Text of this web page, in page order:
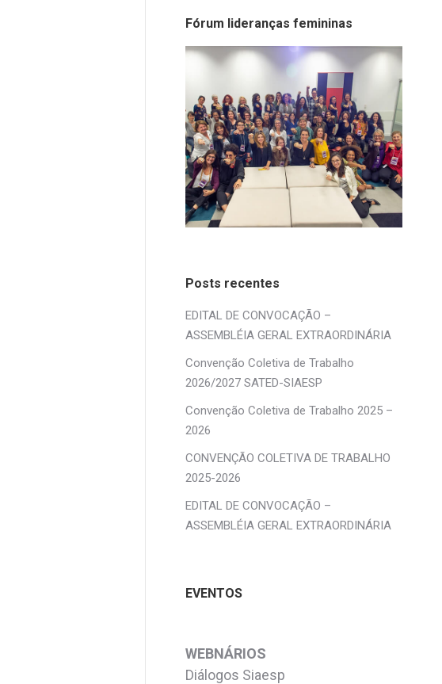
Fórum lideranças femininas
Posts recentes
EDITAL DE CONVOCAÇÃO –
ASSEMBLÉIA GERAL EXTRAORDINÁRIA
Convenção Coletiva de Trabalho
2026/2027 SATED-SIAESP
Convenção Coletiva de Trabalho 2025 –
2026
CONVENÇÃO COLETIVA DE TRABALHO
2025-2026
EDITAL DE CONVOCAÇÃO –
ASSEMBLÉIA GERAL EXTRAORDINÁRIA
EVENTOS
WEBNÁRIOS
Diálogos Siaesp